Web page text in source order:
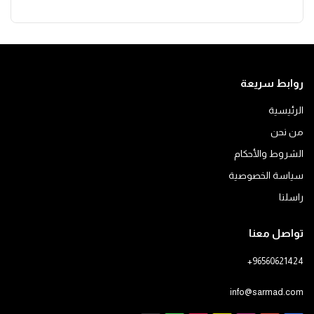
روابط سريعة
الرئيسية
من نحن
الشروط والأحكام
سياسة الخصوصية
راسلنا
تواصل معنا
+96560621424
info@sarmad.com